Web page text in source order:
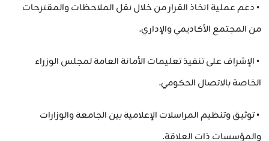
• دعم عملية اتخاذ القرار من خلال نقل الملاحظات والمقترحات
من المجتمع الأكاديمي والإداري.
• الإشراف على تنفيذ تعليمات الأمانة العامة لمجلس الوزراء
الخاصة بالاتصال الحكومي.
• توثيق وتنظيم المراسلات الإعلامية بين الجامعة والوزارات
والمؤسسات ذات العلاقة.